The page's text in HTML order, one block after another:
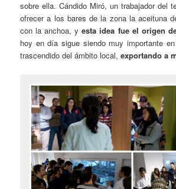
sobre ella. Cándido Miró, un trabajador del
ofrecer a los bares de la zona la aceituna
con la anchoa, yesta idea fue el origen
hoy en día sigue siendo muy importante
trascendido del ámbito local,exportando a